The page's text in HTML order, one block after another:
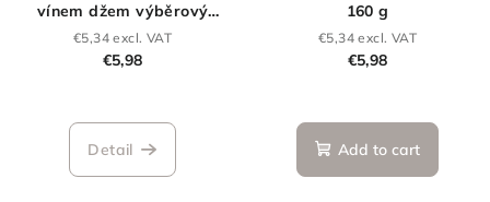
vínem džem výběrový
(extra) 160g
€5,34 excl. VAT
€5,98
Detail
160 g
€5,34 excl. VAT
€5,98
Add to cart